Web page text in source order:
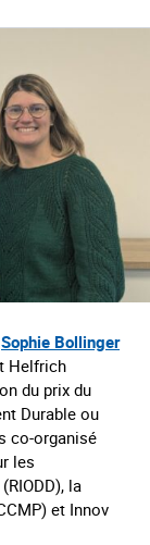
Sophie Bollinger
Helfrich
du prix du
Durable ou
co-organisé
les
la
et Innov